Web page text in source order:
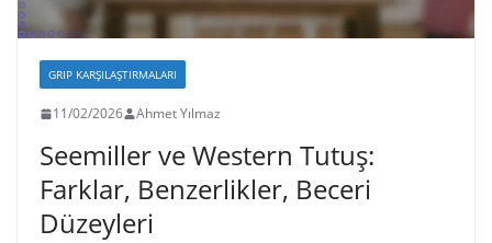
GRIP KARŞILAŞTIRMALARI
11/02/2026 Ahmet Yılmaz
Seemiller ve Western Tutuş:
Farklar, Benzerlikler, Beceri
Düzeyleri